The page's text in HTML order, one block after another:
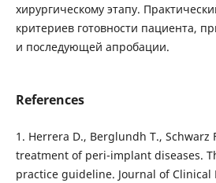
хирургическому этапу.
критериев готовности пациента,
и последующей апробации.
References
1. Herrera D., Berglundh T., Schwarz
treatment of peri-implant diseases.
practice guideline. Journal of Clinical